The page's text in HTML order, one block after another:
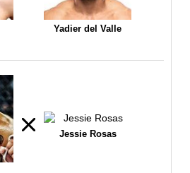
Yadier del Valle
Jessie Rosas